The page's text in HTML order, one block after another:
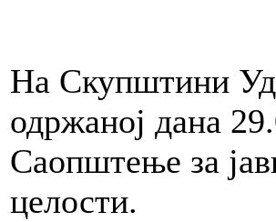
На Скупштини
одржаној дана
Саопштење за
целости.